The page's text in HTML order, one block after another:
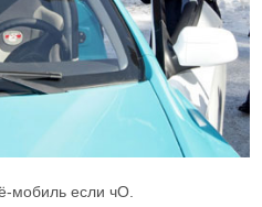
мобиль если чО.